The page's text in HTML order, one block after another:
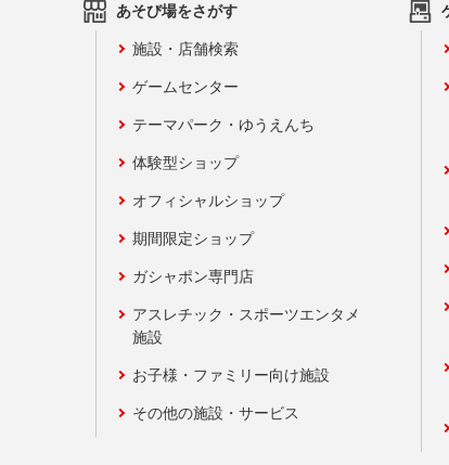
あそび場をさがす
施設・店舗検索
ゲームセンター
テーマパーク・ゆうえんち
体験型ショップ
オフィシャルショップ
期間限定ショップ
ガシャポン専門店
アスレチック・スポーツエンタメ
施設
お子様・ファミリー向け施設
その他の施設・サービス